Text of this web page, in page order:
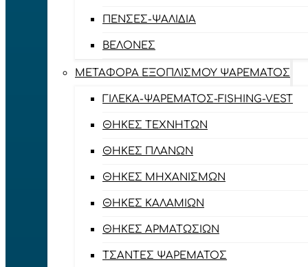
ΠΈΝΣΕΣ-ΨΑΛΊΔΙΑ
ΒΕΛΌΝΕΣ
ΜΕΤΑΦΟΡΆ ΕΞΟΠΛΙΣΜΟΎ ΨΑΡΈΜΑΤΟΣ
ΓΙΛΈΚΑ-ΨΑΡΈΜΑΤΟΣ-FISHING-VEST
ΘΉΚΕΣ ΤΕΧΝΗΤΏΝ
ΘΉΚΕΣ ΠΛΆΝΩΝ
ΘΉΚΕΣ ΜΗΧΑΝΙΣΜΏΝ
ΘΉΚΕΣ ΚΑΛΑΜΙΏΝ
ΘΉΚΕΣ ΑΡΜΑΤΩΣΙΏΝ
ΤΣΆΝΤΕΣ ΨΑΡΈΜΑΤΟΣ